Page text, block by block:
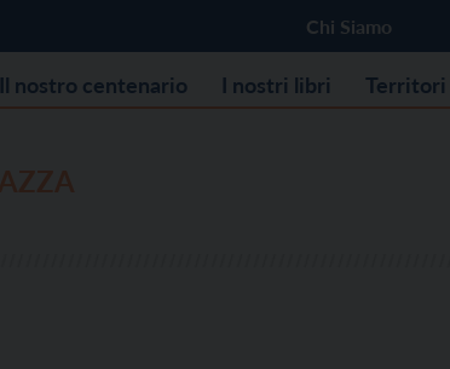
Chi Siamo
Il nostro centenario I nostri libri Territori